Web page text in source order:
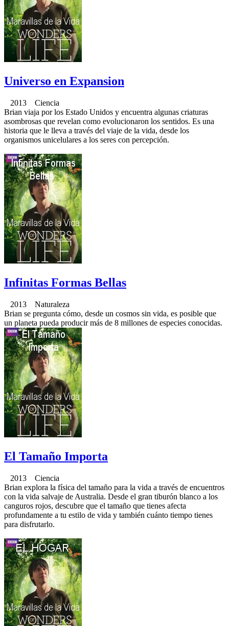
Universo en Expansion
2013 Ciencia
Brian viaja por los Estado Unidos y encuentra algunas criaturas
asombrosas que revelan como evolucionaron los sentidos. Es una
historia que le lleva a través del viaje de la vida, desde los
organismos unicelulares a los seres con percepción.
Infinitas Formas Bellas
2013 Naturaleza
Brian se pregunta cómo, desde un cosmos sin vida, es posible que
un planeta pueda producir más de 8 millones de especies conocidas.
El Tamaño Importa
2013 Ciencia
Brian explora la física del tamaño para la vida a través de encuentros
con la vida salvaje de Australia. Desde el gran tiburón blanco a los
canguros rojos, descubre que el tamaño que tienes afecta
profundamente a tu estilo de vida y también cuánto tiempo tienes
para disfrutarlo.